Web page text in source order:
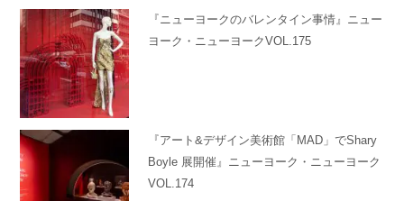
『ニューヨークのバレンタイン事情』ニュー
ヨーク・ニューヨークVOL.175
『アート&デザイン美術館「MAD」でShary
Boyle 展開催』ニューヨーク・ニューヨーク
VOL.174